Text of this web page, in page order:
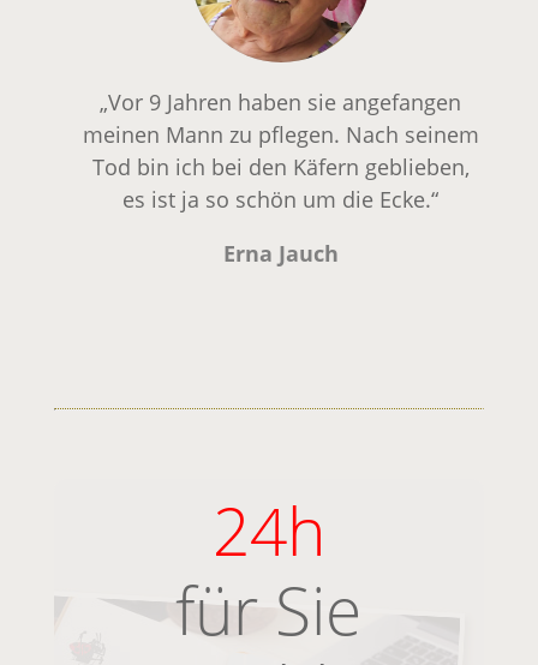
„Vor 9 Jahren haben sie angefangen
meinen Mann zu pflegen. Nach seinem
Tod bin ich bei den Käfern geblieben,
es ist ja so schön um die Ecke.“
Erna Jauch
24h
für Sie